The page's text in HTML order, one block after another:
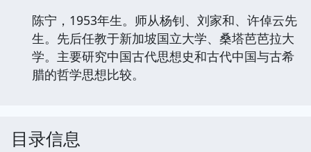
陈宁，1953年生。师从杨钊、刘家和、许倬云先
生。先后任教于新加坡国立大学、桑塔芭芭拉大
学。主要研究中国古代思想史和古代中国与古希
腊的哲学思想比较。
目录信息